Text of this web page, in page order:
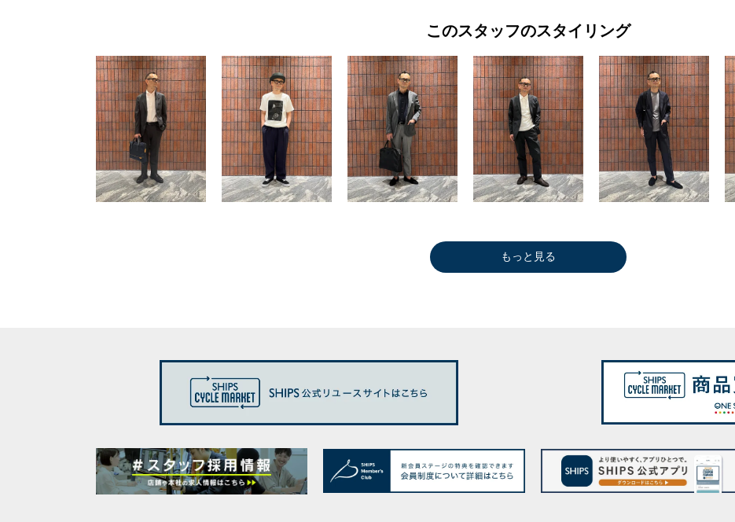
このスタッフのスタイリング
もっと見る